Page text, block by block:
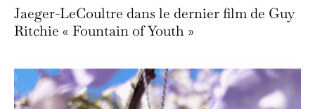
Jaeger-LeCoultre dans le dernier film de Guy
Ritchie « Fountain of Youth »